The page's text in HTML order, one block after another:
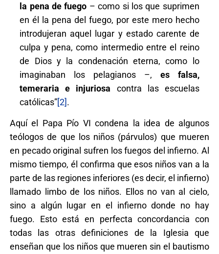
la pena de fuego – como si los que suprimen
en él la pena del fuego, por este mero hecho
introdujeran aquel lugar y estado carente de
culpa y pena, como intermedio entre el reino
de Dios y la condenación eterna, como lo
imaginaban los pelagianos –, es falsa,
temeraria e injuriosa contra las escuelas
católicas”[2].
Aquí el Papa Pío VI condena la idea de algunos
teólogos de que los niños (párvulos) que mueren
en pecado original sufren los fuegos del infierno. Al
mismo tiempo, él confirma que esos niños van a la
parte de las regiones inferiores (es decir, el infierno)
llamado limbo de los niños. Ellos no van al cielo,
sino a algún lugar en el infierno donde no hay
fuego. Esto está en perfecta concordancia con
todas las otras definiciones de la Iglesia que
enseñan que los niños que mueren sin el bautismo